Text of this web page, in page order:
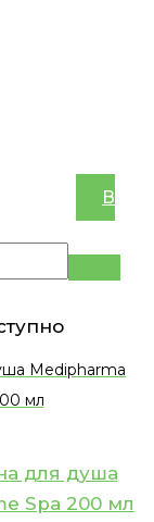
В
Medipharma
мл
для душа
Spa 200 мл